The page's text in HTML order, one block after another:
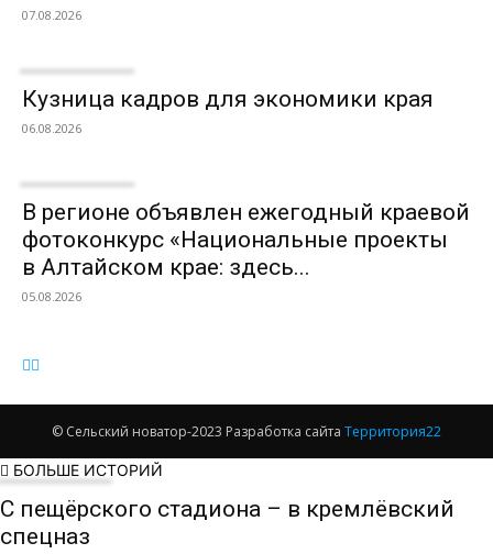
07.08.2026
Кузница кадров для экономики края
06.08.2026
В регионе объявлен ежегодный краевой
фотоконкурс «Национальные проекты
в Алтайском крае: здесь...
05.08.2026
© Сельский новатор-2023 Разработка сайта Территория22
БОЛЬШЕ ИСТОРИЙ
С пещёрского стадиона – в кремлёвский
спецназ